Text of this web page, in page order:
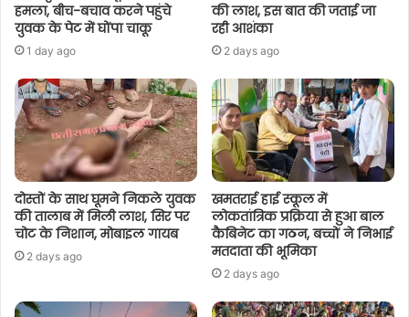
हमला, बीच-बचाव करने पहुंचे
युवक के पेट में घोंपा चाकू
1 day ago
की लाश, इस बात की जताई जा
रही आशंका
2 days ago
दोस्तों के साथ घूमने निकले युवक
की तालाब में मिली लाश, सिर पर
चोट के निशान, मोबाइल गायब
2 days ago
खमतराई हाई स्कूल में
लोकतांत्रिक प्रक्रिया से हुआ बाल
कैबिनेट का गठन, बच्चों ने निभाई
मतदाता की भूमिका
2 days ago